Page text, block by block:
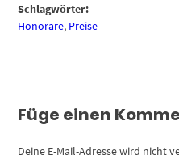
Schlagwörter:
Honorare, Preise
Füge einen
Deine E-Mail-Adresse wird nicht